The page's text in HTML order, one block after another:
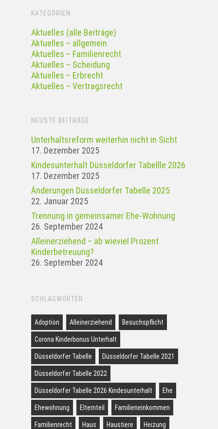
KATEGORIEN
Aktuelles (alle Beiträge)
Aktuelles – allgemein
Aktuelles – Familienrecht
Aktuelles – Scheidung
Aktuelles – Erbrecht
Aktuelles – Vertragsrecht
NEUSTE BEITRÄGE
Unterhaltsreform weiterhin nicht in Sicht
17. Dezember 2025
Kindesunterhalt Düsseldorfer Tabellle 2026
17. Dezember 2025
Änderungen Düsseldorfer Tabelle 2025
22. Januar 2025
Tren­nung in gemein­samer Ehe-Woh­nung
26. September 2024
Alleinerziehend – ab wieviel Prozent
Kinderbetreuung?
26. September 2024
SCHLAGWÖRTER
Adoption Alleinerziehend Besuchspflicht
Corona Kinderbonus Unterhalt
Düsseldorfer Tabelle Düsseldorfer Tabelle 2021
Düsseldorfer Tabelle 2022
Düsseldorfer Tabelle 2026 Kindesunterhalt Ehe
Ehewohnung Elternteil Familieneinkommen
Familienrecht Haus Haustiere Heizung